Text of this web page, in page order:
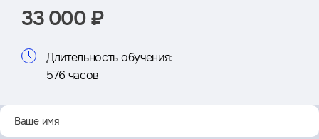
33 000 ₽
Длительность обучения:
576 часов